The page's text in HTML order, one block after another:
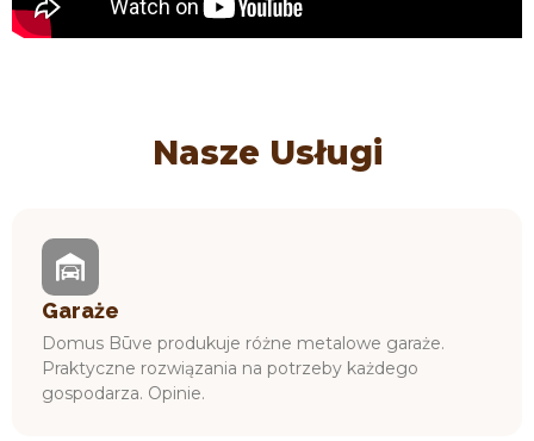
Nasze Usługi
Garaże
Domus Būve produkuje różne metalowe garaże.
Praktyczne rozwiązania na potrzeby każdego
gospodarza. Opinie.